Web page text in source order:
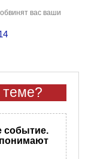
вас ваши
теме?
событие.